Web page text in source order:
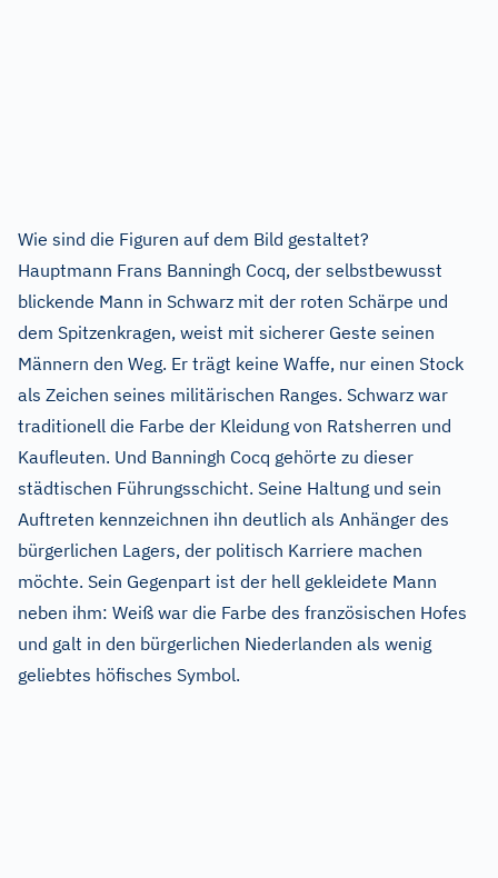
Wie sind die Figuren auf dem Bild gestaltet?
Hauptmann Frans Banningh Cocq, der selbstbewusst
blickende Mann in Schwarz mit der roten Schärpe und
dem Spitzenkragen, weist mit sicherer Geste seinen
Männern den Weg. Er trägt keine Waffe, nur einen Stock
als Zeichen seines militärischen Ranges. Schwarz war
traditionell die Farbe der Kleidung von Ratsherren und
Kaufleuten. Und Banningh Cocq gehörte zu dieser
städtischen Führungsschicht. Seine Haltung und sein
Auftreten kennzeichnen ihn deutlich als Anhänger des
bürgerlichen Lagers, der politisch Karriere machen
möchte. Sein Gegenpart ist der hell gekleidete Mann
neben ihm: Weiß war die Farbe des französischen Hofes
und galt in den bürgerlichen Niederlanden als wenig
geliebtes höfisches Symbol.